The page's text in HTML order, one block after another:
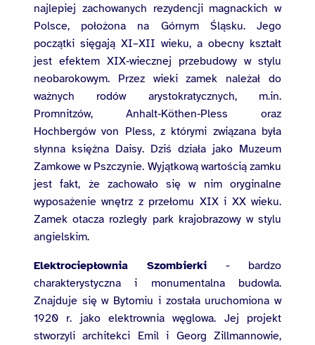
najlepiej zachowanych rezydencji magnackich w
Polsce, położona na Górnym Śląsku. Jego
początki sięgają XI–XII wieku, a obecny kształt
jest efektem XIX‑wiecznej przebudowy w stylu
neobarokowym. Przez wieki zamek należał do
ważnych rodów arystokratycznych, m.in.
Promnitzów, Anhalt‑Köthen‑Pless oraz
Hochbergów von Pless, z którymi związana była
słynna księżna Daisy. Dziś działa jako Muzeum
Zamkowe w Pszczynie. Wyjątkową wartością zamku
jest fakt, że zachowało się w nim oryginalne
wyposażenie wnętrz z przełomu XIX i XX wieku.
Zamek otacza rozległy park krajobrazowy w stylu
angielskim.
Elektrociepłownia Szombierki - bardzo
charakterystyczna i monumentalna budowla.
Znajduje się w Bytomiu i została uruchomiona w
1920 r. jako elektrownia węglowa. Jej projekt
stworzyli architekci Emil i Georg Zillmannowie,